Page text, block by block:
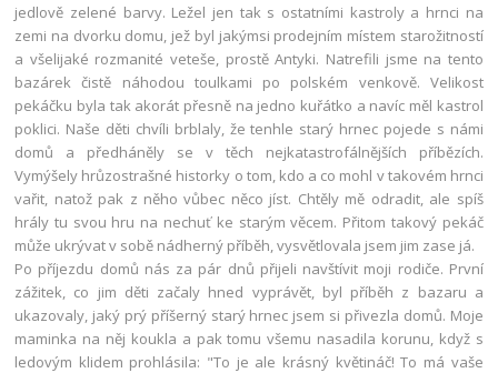
jedlově zelené barvy. Ležel jen tak s ostatními kastroly a hrnci na
zemi na dvorku domu, jež byl jakýmsi prodejním místem starožitností
a všelijaké rozmanité veteše, prostě Antyki. Natrefili jsme na tento
bazárek čistě náhodou toulkami po polském venkově. Velikost
pekáčku byla tak akorát přesně na jedno kuřátko a navíc měl kastrol
poklici. Naše děti chvíli brblaly, že tenhle starý hrnec pojede s námi
domů a předháněly se v těch nejkatastrofálnějších příbězích.
Vymýšely hrůzostrašné historky o tom, kdo a co mohl v takovém hrnci
vařit, natož pak z něho vůbec něco jíst. Chtěly mě odradit, ale spíš
hrály tu svou hru na nechuť ke starým věcem. Přitom takový pekáč
může ukrývat v sobě nádherný příběh, vysvětlovala jsem jim zase já.
Po příjezdu domů nás za pár dnů přijeli navštívit moji rodiče. První
zážitek, co jim děti začaly hned vyprávět, byl příběh z bazaru a
ukazovaly, jaký prý příšerný starý hrnec jsem si přivezla domů. Moje
maminka na něj koukla a pak tomu všemu nasadila korunu, když s
ledovým klidem prohlásila: "To je ale krásný květináč! To má vaše